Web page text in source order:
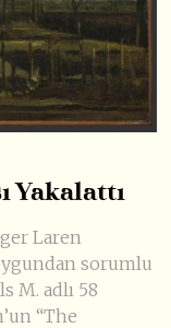
Yakalattı
Laren
sorumlu
M. adlı 58
“The